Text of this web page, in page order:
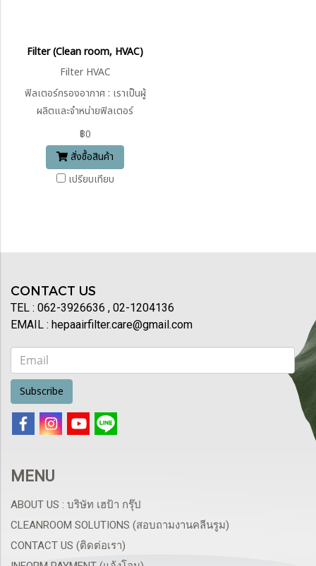
Filter (Clean room, HVAC)
Filter HVAC
ฟิลเตอร์กรองอากาศ : เราเป็นผู้
ผลิตและจำหน่ายฟิลเตอร์
อุตสาหกรรมสำหรับโรงพยาบาล
และโรงงานอุตสาหกรรม รวมถึง
อาคารระบบ HVAC, AHU พร้อมมี
บริการเปลี่ยนบำรุงรักษา Prefilter
092-3926622
฿0
สั่งซื้อสินค้า
เปรียบเทียบ
CONTACT US
TEL : 062-3926636 , 02-1204136
EMAIL : hepaairfilter.care@gmail.com
Subscribe
MENU
ABOUT US : บริษัท เฮป้า กรุ๊ป
CLEANROOM SOLUTIONS (สอบถามงานคลีนรูม)
CONTACT US (ติดต่อเรา)